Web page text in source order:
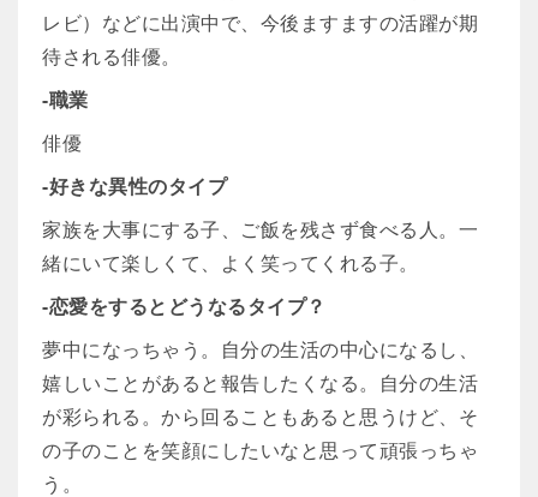
レビ）などに出演中で、今後ますますの活躍が期
待される俳優。
-職業
俳優
-好きな異性のタイプ
家族を大事にする子、ご飯を残さず食べる人。一
緒にいて楽しくて、よく笑ってくれる子。
-恋愛をするとどうなるタイプ？
夢中になっちゃう。自分の生活の中心になるし、
嬉しいことがあると報告したくなる。自分の生活
が彩られる。から回ることもあると思うけど、そ
の子のことを笑顔にしたいなと思って頑張っちゃ
う。